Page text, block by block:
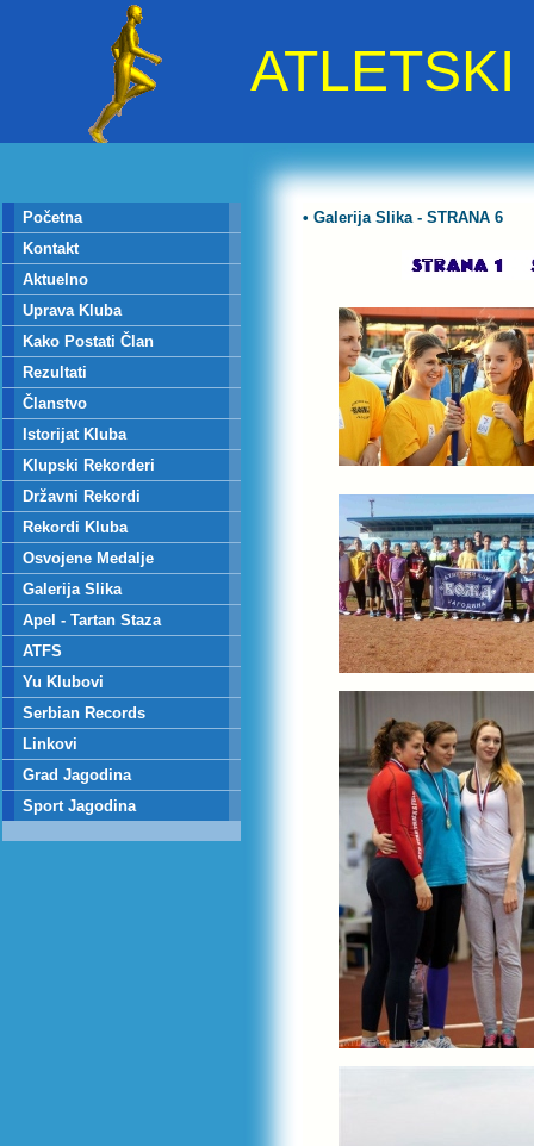
Početna
Kontakt
Aktuelno
Uprava Kluba
Kako Postati Član
Rezultati
Članstvo
Istorijat Kluba
Klupski Rekorderi
Državni Rekordi
Rekordi Kluba
Osvojene Medalje
Galerija Slika
Apel - Tartan Staza
ATFS
Yu Klubovi
Serbian Records
Linkovi
Grad Jagodina
Sport Jagodina
• Galerija Slika - STRANA 6